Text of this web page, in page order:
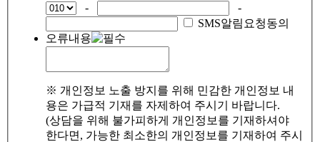
-
-
SMS알림요청동의
오류내용
※ 개인정보 노출 방지를 위해 민감한 개인정보 내
용은 가급적 기재를 자제하여 주시기 바랍니다.
(상담을 위해 불가피하게 개인정보를 기재하셔야
한다면, 가능한 최소한의 개인정보를 기재하여 주시